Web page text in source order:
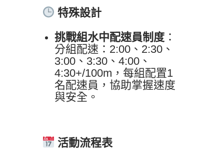
特殊設計
挑戰組水中配速員制度 ：
分組配速：2:00、2:30、
3:00、3:30、4:00、
4:30+/100m，每組配置1
名配速員，協助掌握速度
與安全。
活動流程表